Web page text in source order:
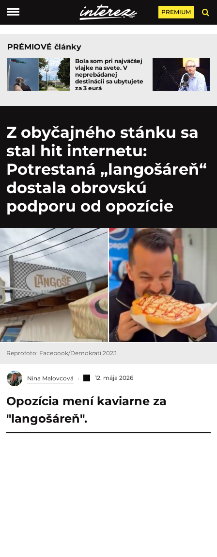
PREMIUM
PRÉMIOVÉ články
Bola som pri najväčšej
vlajke na svete. V
neprebádanej
destinácii sa ubytujete
za 3 eurá
Z obyčajného stánku sa
stal hit internetu:
Potrestaná „langošáreň“
dostala obrovskú
podporu od opozície
Reprofoto: Facebook/Demokrati 2023
Nina Malovcová 12. mája 2026
Opozícia mení kaviarne za
"langošáreň".